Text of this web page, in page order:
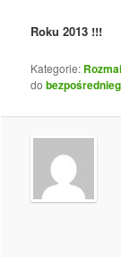
Roku 2013 !!!
Kategorie:
do